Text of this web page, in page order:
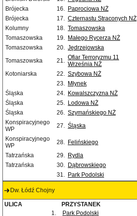
Brójecka
16. Paprociowa NŻ
Brójecka
17. Czternastu Straconych NŻ
Kolumny
18. Tomaszowska
Tomaszowska
19. Małego Rycerza NŻ
Tomaszowska
20. Jędrzejowska
Tomaszowska
21. Ofiar Terroryzmu 11
Września NŻ
Kotoniarska 22. Szybowa NŻ
23. Młynek
Śląska
24. Kowalszczyzna NŻ
Śląska
25. Lodowa NŻ
Śląska
26. Szymańskiego NŻ
Konspiracyjnego
WP
27. Śląska
Konspiracyjnego
WP
28. Felińskiego
Tatrzańska 29. Rydla
Tatrzańska
30. Dąbrowskiego
31. Park Podolski
Dw. Łódź Chojny
ULICA PRZYSTANEK
1.
Park Podolski